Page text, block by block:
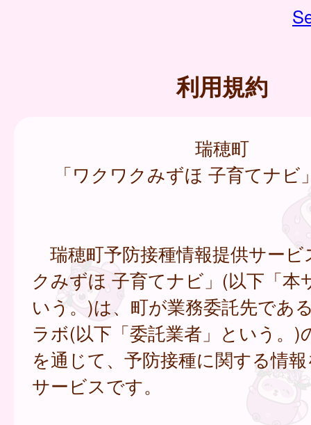
利用規約
瑞穂町
「ワクワクみずほ 子育てナビ
瑞穂町予防接種情報提供サービ
クみずほ 子育てナビ」(以下「本
いう。)は、町が業務委託先であ
ラボ(以下「委託業者」という。)
を通じて、予防接種に関する情
サービスです。